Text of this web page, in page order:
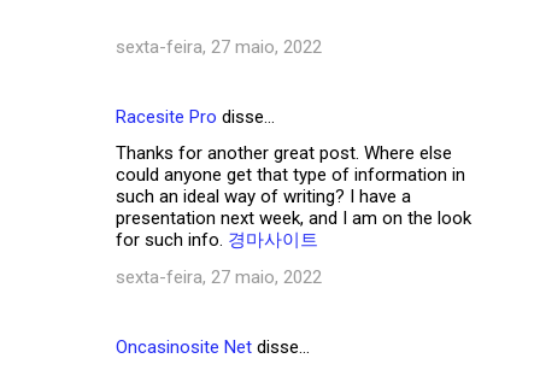
sexta-feira, 27 maio, 2022
Racesite Pro disse…
Thanks for another great post. Where else
could anyone get that type of information in
such an ideal way of writing? I have a
presentation next week, and I am on the look
for such info. 경마사이트
sexta-feira, 27 maio, 2022
Oncasinosite Net disse…